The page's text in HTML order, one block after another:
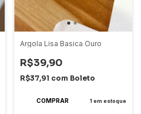
Argola Lisa Basica Ouro
R$39,90
R$37,91 com Boleto
1 em estoque